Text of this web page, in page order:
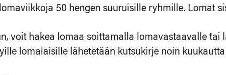
50 hengen suuruisille ryhmille. Lomat
voit hakea lomaa soittamalla lomavastaavalle
lomalaisille lähetetään kutsukirje noin